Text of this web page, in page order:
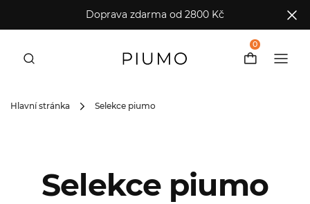
Doprava zdarma od 2800 Kč
0
Hlavní stránka Selekce piumo
Selekce piumo